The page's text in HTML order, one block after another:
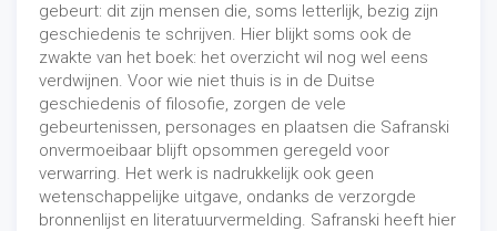
gebeurt: dit zijn mensen die, soms letterlijk, bezig zijn
geschiedenis te schrijven. Hier blijkt soms ook de
zwakte van het boek: het overzicht wil nog wel eens
verdwijnen. Voor wie niet thuis is in de Duitse
geschiedenis of filosofie, zorgen de vele
gebeurtenissen, personages en plaatsen die Safranski
onvermoeibaar blijft opsommen geregeld voor
verwarring. Het werk is nadrukkelijk ook geen
wetenschappelijke uitgave, ondanks de verzorgde
bronnenlijst en literatuurvermelding. Safranski heeft hier